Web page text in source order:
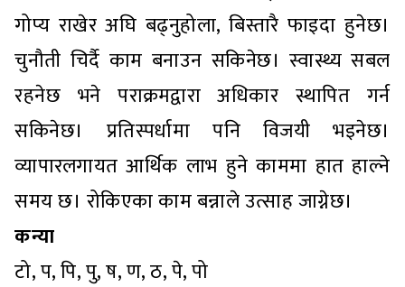
गोप्य राखेर अघि बढ्नुहोला, बिस्तारै फाइदा हुनेछ।
चुनौती चिर्दै काम बनाउन सकिनेछ। स्वास्थ्य सबल
रहनेछ भने पराक्रमद्वारा अधिकार स्थापित गर्न
सकिनेछ। प्रतिस्पर्धामा पनि विजयी भइनेछ।
व्यापारलगायत आर्थिक लाभ हुने काममा हात हाल्ने
समय छ। रोकिएका काम बन्नाले उत्साह जाग्नेछ।
कन्या
टो, प, पि, पु, ष, ण, ठ, पे, पो